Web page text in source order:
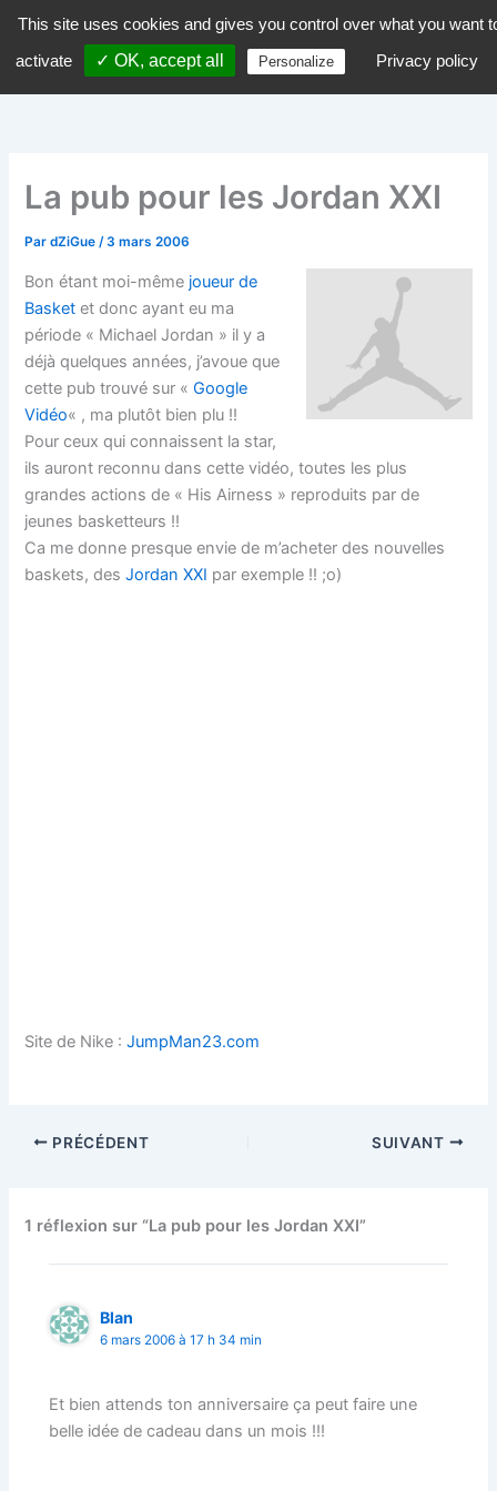
contenu
dZiGue
La pub pour les Jordan XXI
PardZiGue/3 mars 2006
Bon étant moi-même joueur de
Basket et donc ayant eu ma
période « Michael Jordan » il y a
déjà quelques années, j’avoue que
cette pub trouvé sur «Google
Vidéo« , ma plutôt bien plu !!
Pour ceux qui connaissent la star,
ils auront reconnu dans cette vidéo, toutes les plus
grandes actions de « His Airness » reproduits par de
jeunes basketteurs !!
Ca me donne presque envie de m’acheter des nouvelles
baskets, desJordan XXI par exemple !! ;o)
Site de Nike :JumpMan23.com
PRÉCÉDENT SUIVANT
1 réflexion sur “La pub pour les Jordan XXI”
Blan
6 mars 2006 à 17 h 34 min
Et bien attends ton anniversaire ça peut faire une
belle idée de cadeau dans un mois !!!
This site uses cookies and gives you control over what you want
activate
✓ OK, accept all Personalize Privacy policy